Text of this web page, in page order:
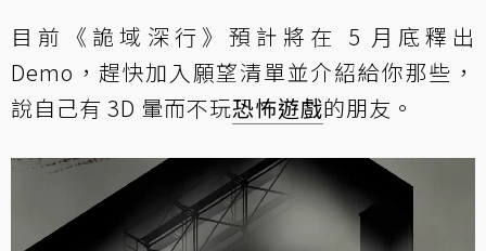
目前《詭域深行》預計將在 5 月底釋出
Demo，趕快加入願望清單並介紹給你那些，
說自己有 3D 暈而不玩恐怖遊戲的朋友。